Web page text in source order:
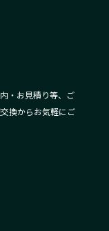
・お見積り等、ご
換からお気軽にご